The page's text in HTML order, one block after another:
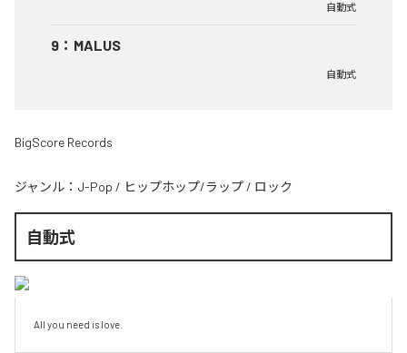
自動式
9 ： MALUS
自動式
BigScore Records
ジャンル： J-Pop / ヒップホップ/ラップ / ロック
自動式
All you need is love.